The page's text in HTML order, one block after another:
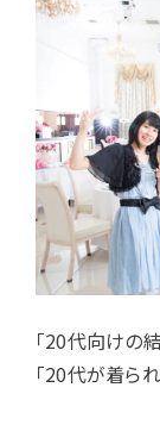
「20代向けの
「20代が着ら